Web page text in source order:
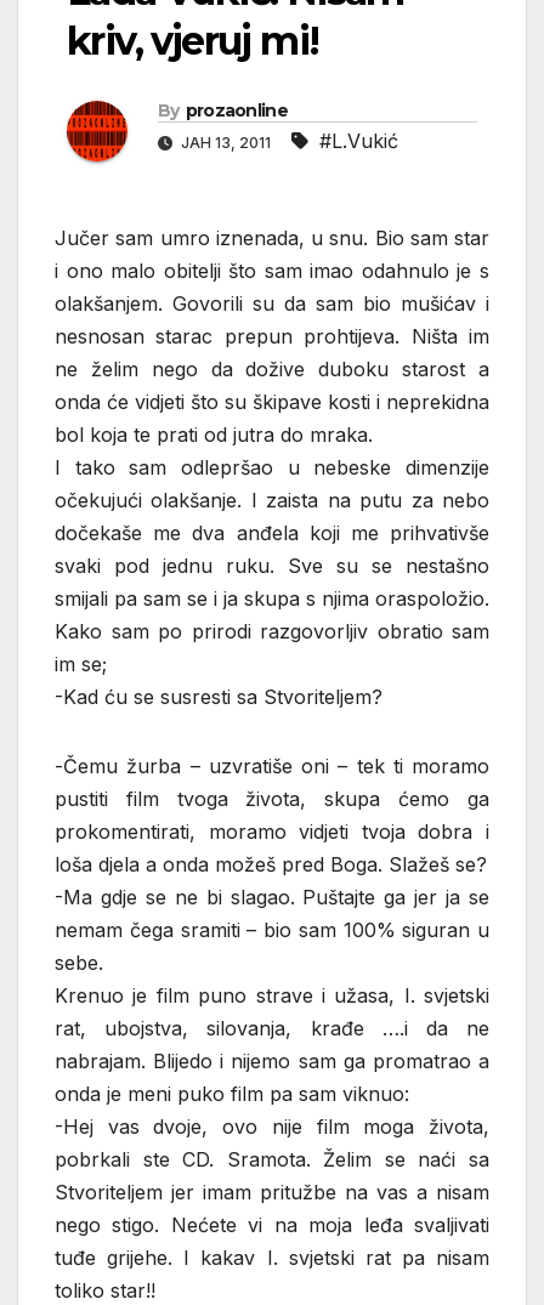
kriv, vjeruj mi!
By prozaonline
ЈАН 13, 2011 #L.Vukić
Jučer sam umro iznenada, u snu. Bio sam star
i ono malo obitelji što sam imao odahnulo je s
olakšanjem. Govorili su da sam bio mušićav i
nesnosan starac prepun prohtijeva. Ništa im
ne želim nego da dožive duboku starost a
onda će vidjeti što su škipave kosti i neprekidna
bol koja te prati od jutra do mraka.
I tako sam odlepršao u nebeske dimenzije
očekujući olakšanje. I zaista na putu za nebo
dočekaše me dva anđela koji me prihvativše
svaki pod jednu ruku. Sve su se nestašno
smijali pa sam se i ja skupa s njima oraspoložio.
Kako sam po prirodi razgovorljiv obratio sam
im se;
-Kad ću se susresti sa Stvoriteljem?
-Čemu žurba – uzvratiše oni – tek ti moramo
pustiti film tvoga života, skupa ćemo ga
prokomentirati, moramo vidjeti tvoja dobra i
loša djela a onda možeš pred Boga. Slažeš se?
-Ma gdje se ne bi slagao. Puštajte ga jer ja se
nemam čega sramiti – bio sam 100% siguran u
sebe.
Krenuo je film puno strave i užasa, I. svjetski
rat, ubojstva, silovanja, krađe ….i da ne
nabrajam. Blijedo i nijemo sam ga promatrao a
onda je meni puko film pa sam viknuo:
-Hej vas dvoje, ovo nije film moga života,
pobrkali ste CD. Sramota. Želim se naći sa
Stvoriteljem jer imam pritužbe na vas a nisam
nego stigo. Nećete vi na moja leđa svaljivati
tuđe grijehe. I kakav I. svjetski rat pa nisam
toliko star!!